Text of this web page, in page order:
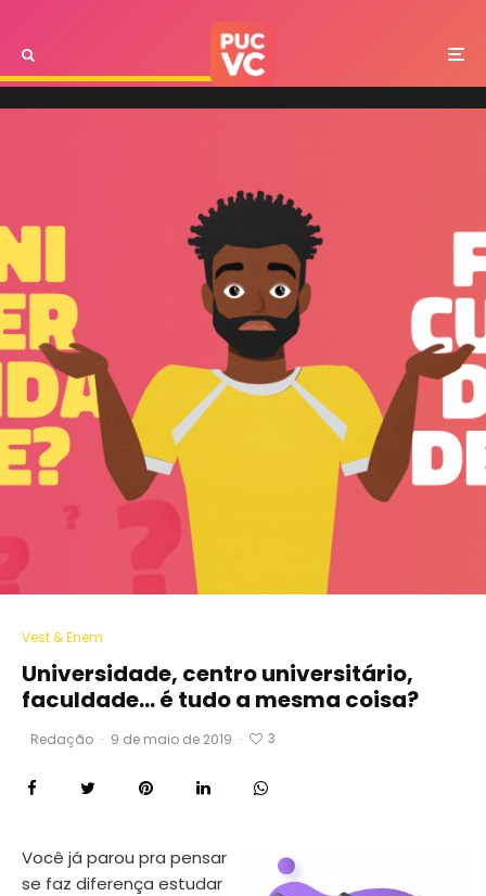
Vest & Enem
Universidade, centro universitário,
faculdade… é tudo a mesma coisa?
Redação · 9 de maio de 2019 · 3
Você já parou pra pensar
se faz diferença estudar